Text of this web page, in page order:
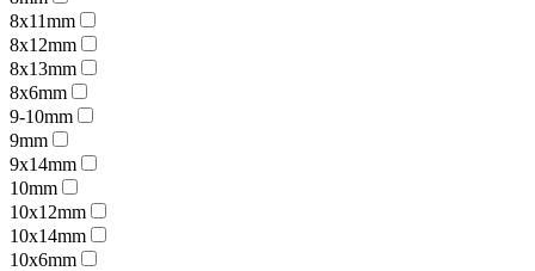
8x11mm
8x12mm
8x13mm
8x6mm
9-10mm
9mm
9x14mm
10mm
10x12mm
10x14mm
10x6mm